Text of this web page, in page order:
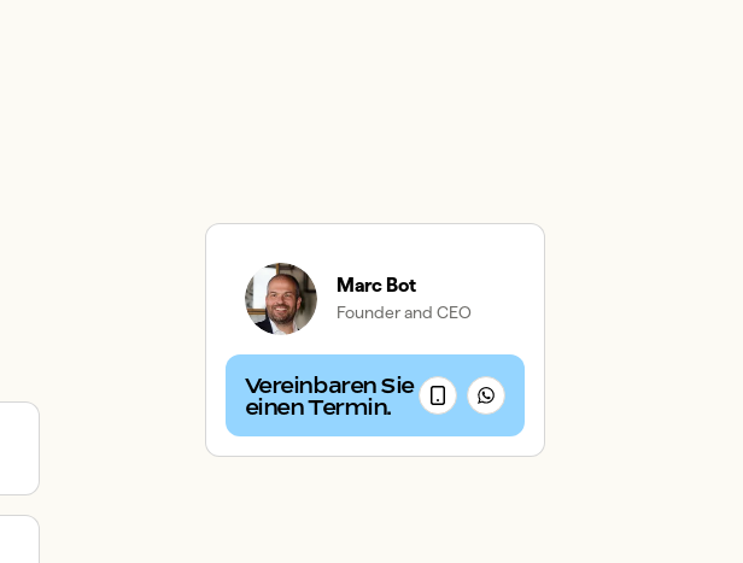
Marc Bot
Founder and CEO
Vereinbaren Sie
einen Termin.